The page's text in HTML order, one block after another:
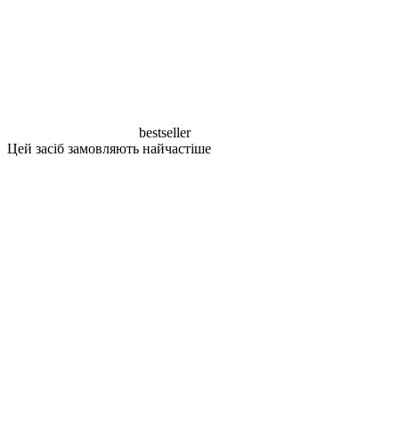
bestseller
Цей засіб замовляють найчастіше